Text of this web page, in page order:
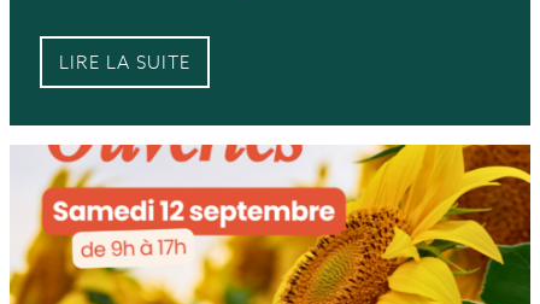
LIRE LA SUITE